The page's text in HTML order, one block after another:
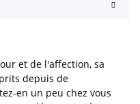
et de l'affection, sa
depuis de
en un peu chez vous